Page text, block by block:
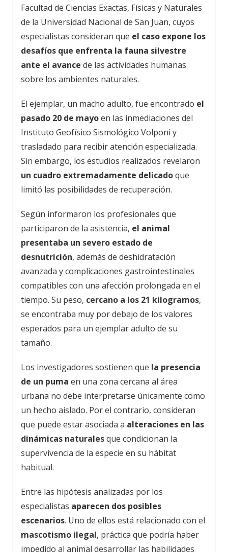
Facultad de Ciencias Exactas, Físicas y Naturales
de la Universidad Nacional de San Juan, cuyos
especialistas consideran que el caso expone los
desafíos que enfrenta la fauna silvestre
ante el avance de las actividades humanas
sobre los ambientes naturales.
El ejemplar, un macho adulto, fue encontrado el
pasado 20 de mayoen las inmediaciones del
Instituto Geofísico Sismológico Volponi y
trasladado para recibir atención especializada.
Sin embargo, los estudios realizados revelaron
un cuadro extremadamente delicadoque
limitó las posibilidades de recuperación.
Según informaron los profesionales que
participaron de la asistencia, el animal
presentaba un severo estado de
desnutrición, además de deshidratación
avanzada y complicaciones gastrointestinales
compatibles con una afección prolongada en el
tiempo. Su peso, cercano a los 21 kilogramos,
se encontraba muy por debajo de los valores
esperados para un ejemplar adulto de su
tamaño.
Los investigadores sostienen que la presencia
de un puma en una zona cercana al área
urbana no debe interpretarse únicamente como
un hecho aislado. Por el contrario, consideran
que puede estar asociada a alteraciones en las
dinámicas naturalesque condicionan la
supervivencia de la especie en su hábitat
habitual.
Entre las hipótesis analizadas por los
especialistas aparecen dos posibles
escenarios. Uno de ellos está relacionado con el
mascotismo ilegal, práctica que podría haber
impedido al animal desarrollar las habilidades